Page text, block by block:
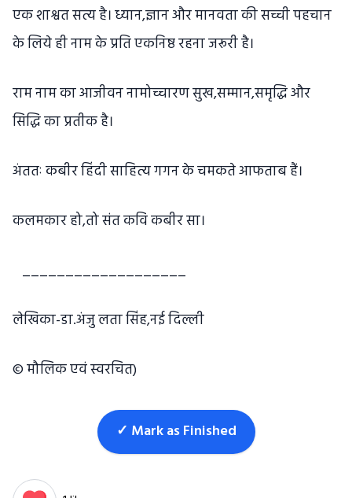
एक शाश्वत सत्य है। ध्यान,ज्ञान और मानवता की सच्ची पहचान
के लिये ही नाम के प्रति एकनिष्ठ रहना जरूरी है।
राम नाम का आजीवन नामोच्चारण सुख,सम्मान,समृद्धि और
सिद्धि का प्रतीक है।
अंततः कबीर हिंदी साहित्य गगन के चमकते आफताब हैं।
कलमकार हो,तो संत कवि कबीर सा।
___________________
लेखिका-डा.अंजु लता सिंह,नई दिल्ली
© मौलिक एवं स्वरचित)
✓ Mark as Finished